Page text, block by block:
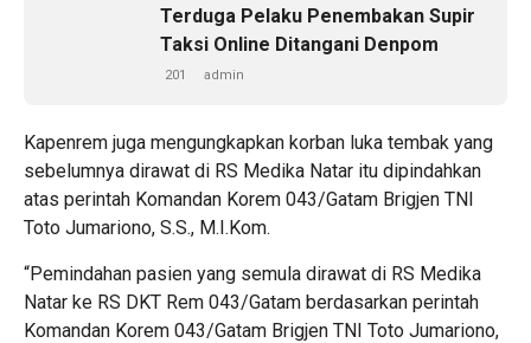
Terduga Pelaku Penembakan Supir
Taksi Online Ditangani Denpom
201 admin
Kapenrem juga mengungkapkan korban luka tembak yang
sebelumnya dirawat di RS Medika Natar itu dipindahkan
atas perintah Komandan Korem 043/Gatam Brigjen TNI
Toto Jumariono, S.S., M.I.Kom.
“Pemindahan pasien yang semula dirawat di RS Medika
Natar ke RS DKT Rem 043/Gatam berdasarkan perintah
Komandan Korem 043/Gatam Brigjen TNI Toto Jumariono,